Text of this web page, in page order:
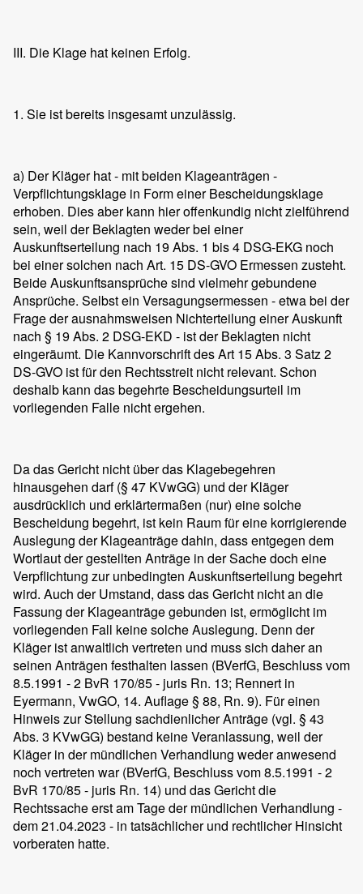
III. Die Klage hat keinen Erfolg.
1. Sie ist bereits insgesamt unzulässig.
a) Der Kläger hat - mit beiden Klageanträgen -
Verpflichtungsklage in Form einer Bescheidungsklage
erhoben. Dies aber kann hier offenkundig nicht zielführend
sein, weil der Beklagten weder bei einer
Auskunftserteilung nach 19 Abs. 1 bis 4 DSG-EKG noch
bei einer solchen nach Art. 15 DS-GVO Ermessen zusteht.
Beide Auskunftsansprüche sind vielmehr gebundene
Ansprüche. Selbst ein Versagungsermessen - etwa bei der
Frage der ausnahmsweisen Nichterteilung einer Auskunft
nach § 19 Abs. 2 DSG-EKD - ist der Beklagten nicht
eingeräumt. Die Kannvorschrift des Art 15 Abs. 3 Satz 2
DS-GVO ist für den Rechtsstreit nicht relevant. Schon
deshalb kann das begehrte Bescheidungsurteil im
vorliegenden Falle nicht ergehen.
Da das Gericht nicht über das Klagebegehren
hinausgehen darf (§ 47 KVwGG) und der Kläger
ausdrücklich und erklärtermaßen (nur) eine solche
Bescheidung begehrt, ist kein Raum für eine korrigierende
Auslegung der Klageanträge dahin, dass entgegen dem
Wortlaut der gestellten Anträge in der Sache doch eine
Verpflichtung zur unbedingten Auskunftserteilung begehrt
wird. Auch der Umstand, dass das Gericht nicht an die
Fassung der Klageanträge gebunden ist, ermöglicht im
vorliegenden Fall keine solche Auslegung. Denn der
Kläger ist anwaltlich vertreten und muss sich daher an
seinen Anträgen festhalten lassen (BVerfG, Beschluss vom
8.5.1991 - 2 BvR 170/85 - juris Rn. 13; Rennert in
Eyermann, VwGO, 14. Auflage § 88, Rn. 9). Für einen
Hinweis zur Stellung sachdienlicher Anträge (vgl. § 43
Abs. 3 KVwGG) bestand keine Veranlassung, weil der
Kläger in der mündlichen Verhandlung weder anwesend
noch vertreten war (BVerfG, Beschluss vom 8.5.1991 - 2
BvR 170/85 - juris Rn. 14) und das Gericht die
Rechtssache erst am Tage der mündlichen Verhandlung -
dem 21.04.2023 - in tatsächlicher und rechtlicher Hinsicht
vorberaten hatte.